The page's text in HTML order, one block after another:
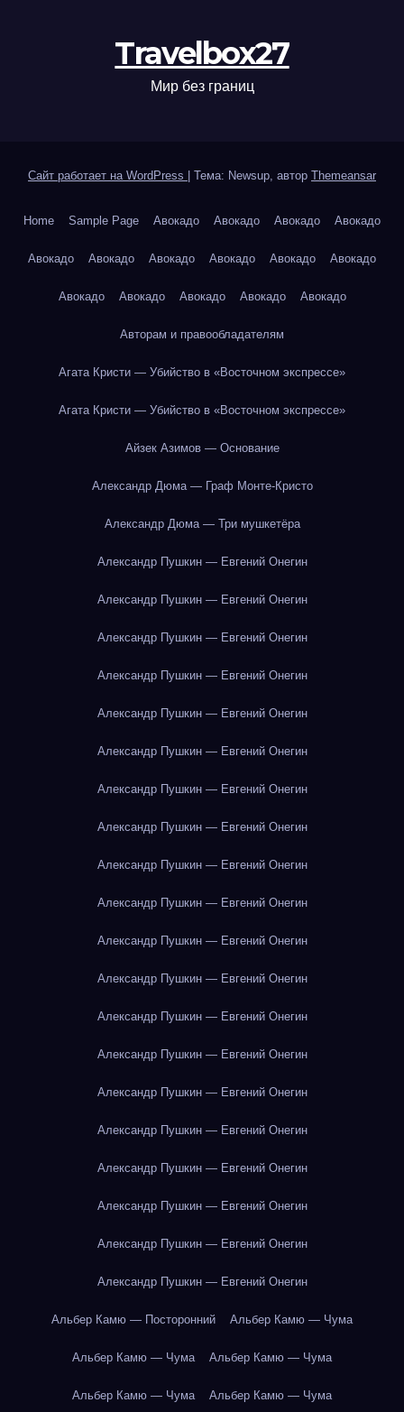
Travelbox27
Мир без границ
Сайт работает на WordPress Тема: Newsup, автор Themeansar
Home Sample Page Авокадо Авокадо Авокадо Авокадо
Авокадо Авокадо Авокадо Авокадо Авокадо Авокадо
Авокадо Авокадо Авокадо Авокадо Авокадо
Авторам и правообладателям
Агата Кристи — Убийство в «Восточном экспрессе»
Агата Кристи — Убийство в «Восточном экспрессе»
Айзек Азимов — Основание
Александр Дюма — Граф Монте-Кристо
Александр Дюма — Три мушкетёра
Александр Пушкин — Евгений Онегин
Александр Пушкин — Евгений Онегин
Александр Пушкин — Евгений Онегин
Александр Пушкин — Евгений Онегин
Александр Пушкин — Евгений Онегин
Александр Пушкин — Евгений Онегин
Александр Пушкин — Евгений Онегин
Александр Пушкин — Евгений Онегин
Александр Пушкин — Евгений Онегин
Александр Пушкин — Евгений Онегин
Александр Пушкин — Евгений Онегин
Александр Пушкин — Евгений Онегин
Александр Пушкин — Евгений Онегин
Александр Пушкин — Евгений Онегин
Александр Пушкин — Евгений Онегин
Александр Пушкин — Евгений Онегин
Александр Пушкин — Евгений Онегин
Александр Пушкин — Евгений Онегин
Александр Пушкин — Евгений Онегин
Александр Пушкин — Евгений Онегин
Альбер Камю — Посторонний Альбер Камю — Чума
Альбер Камю — Чума Альбер Камю — Чума
Альбер Камю — Чума Альбер Камю — Чума